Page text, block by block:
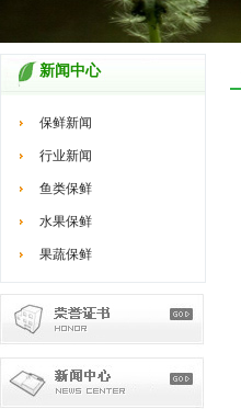
新闻中心
保鲜新闻
行业新闻
鱼类保鲜
水果保鲜
果蔬保鲜